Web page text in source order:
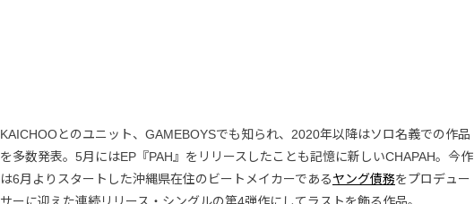
KAICHOOとのユニット、GAMEBOYSでも知られ、2020年以降はソロ名義での作品
を多数発表。5月にはEP『PAH』をリリースしたことも記憶に新しいCHAPAH。今作
は6月よりスタートした沖縄県在住のビートメイカーであるヤング債務をプロデュー